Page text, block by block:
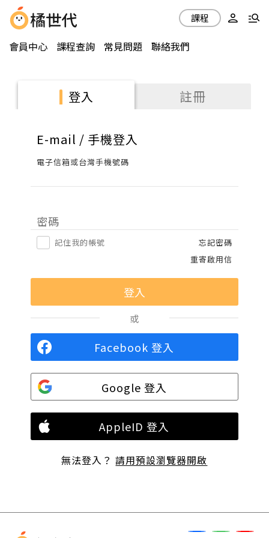
會員中心 課程查詢 常見問題 聯絡我們
課程
登入 註冊
E-mail / 手機登入
電子信箱或台灣手機號碼
密碼
記住我的帳號
忘記密碼
重寄啟用信
或
Facebook 登入
Google 登入
AppleID 登入
無法登入？請用預設瀏覽器開啟